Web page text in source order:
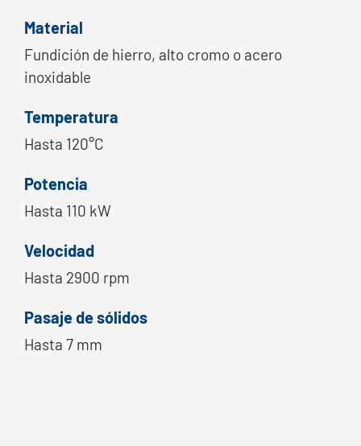
Material
Fundición de hierro, alto cromo o acero
inoxidable
Temperatura
Hasta 120°C
Potencia
Hasta 110 kW
Velocidad
Hasta 2900 rpm
Pasaje de sólidos
Hasta 7 mm